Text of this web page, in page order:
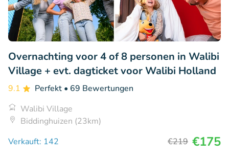
Overnachting voor 4 of 8 personen in Walibi
Village + evt. dagticket voor Walibi Holland
9.1 Perfekt • 69 Bewertungen
Walibi Village
Biddinghuizen (23km)
Verkauft: 142
€219 €175